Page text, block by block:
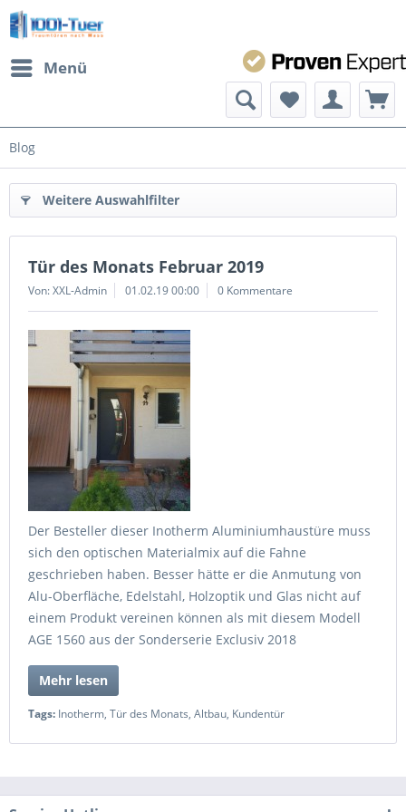
Menü
Blog
Weitere Auswahlfilter
Tür des Monats Februar 2019
Von: XXL-Admin 01.02.19 00:00 0 Kommentare
Der Besteller dieser Inotherm Aluminiumhaustüre muss
sich den optischen Materialmix auf die Fahne
geschrieben haben. Besser hätte er die Anmutung von
Alu-Oberfläche, Edelstahl, Holzoptik und Glas nicht auf
einem Produkt vereinen können als mit diesem Modell
AGE 1560 aus der Sonderserie Exclusiv 2018
Mehr lesen
Tags: Inotherm, Tür des Monats, Altbau, Kundentür